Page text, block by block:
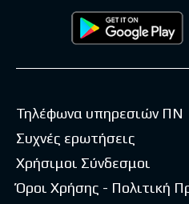
Τηλέφωνα υπηρεσιών ΠΝ
Συχνές ερωτήσεις
Χρήσιμοι Σύνδεσμοι
Όροι Χρήσης - Πολιτική